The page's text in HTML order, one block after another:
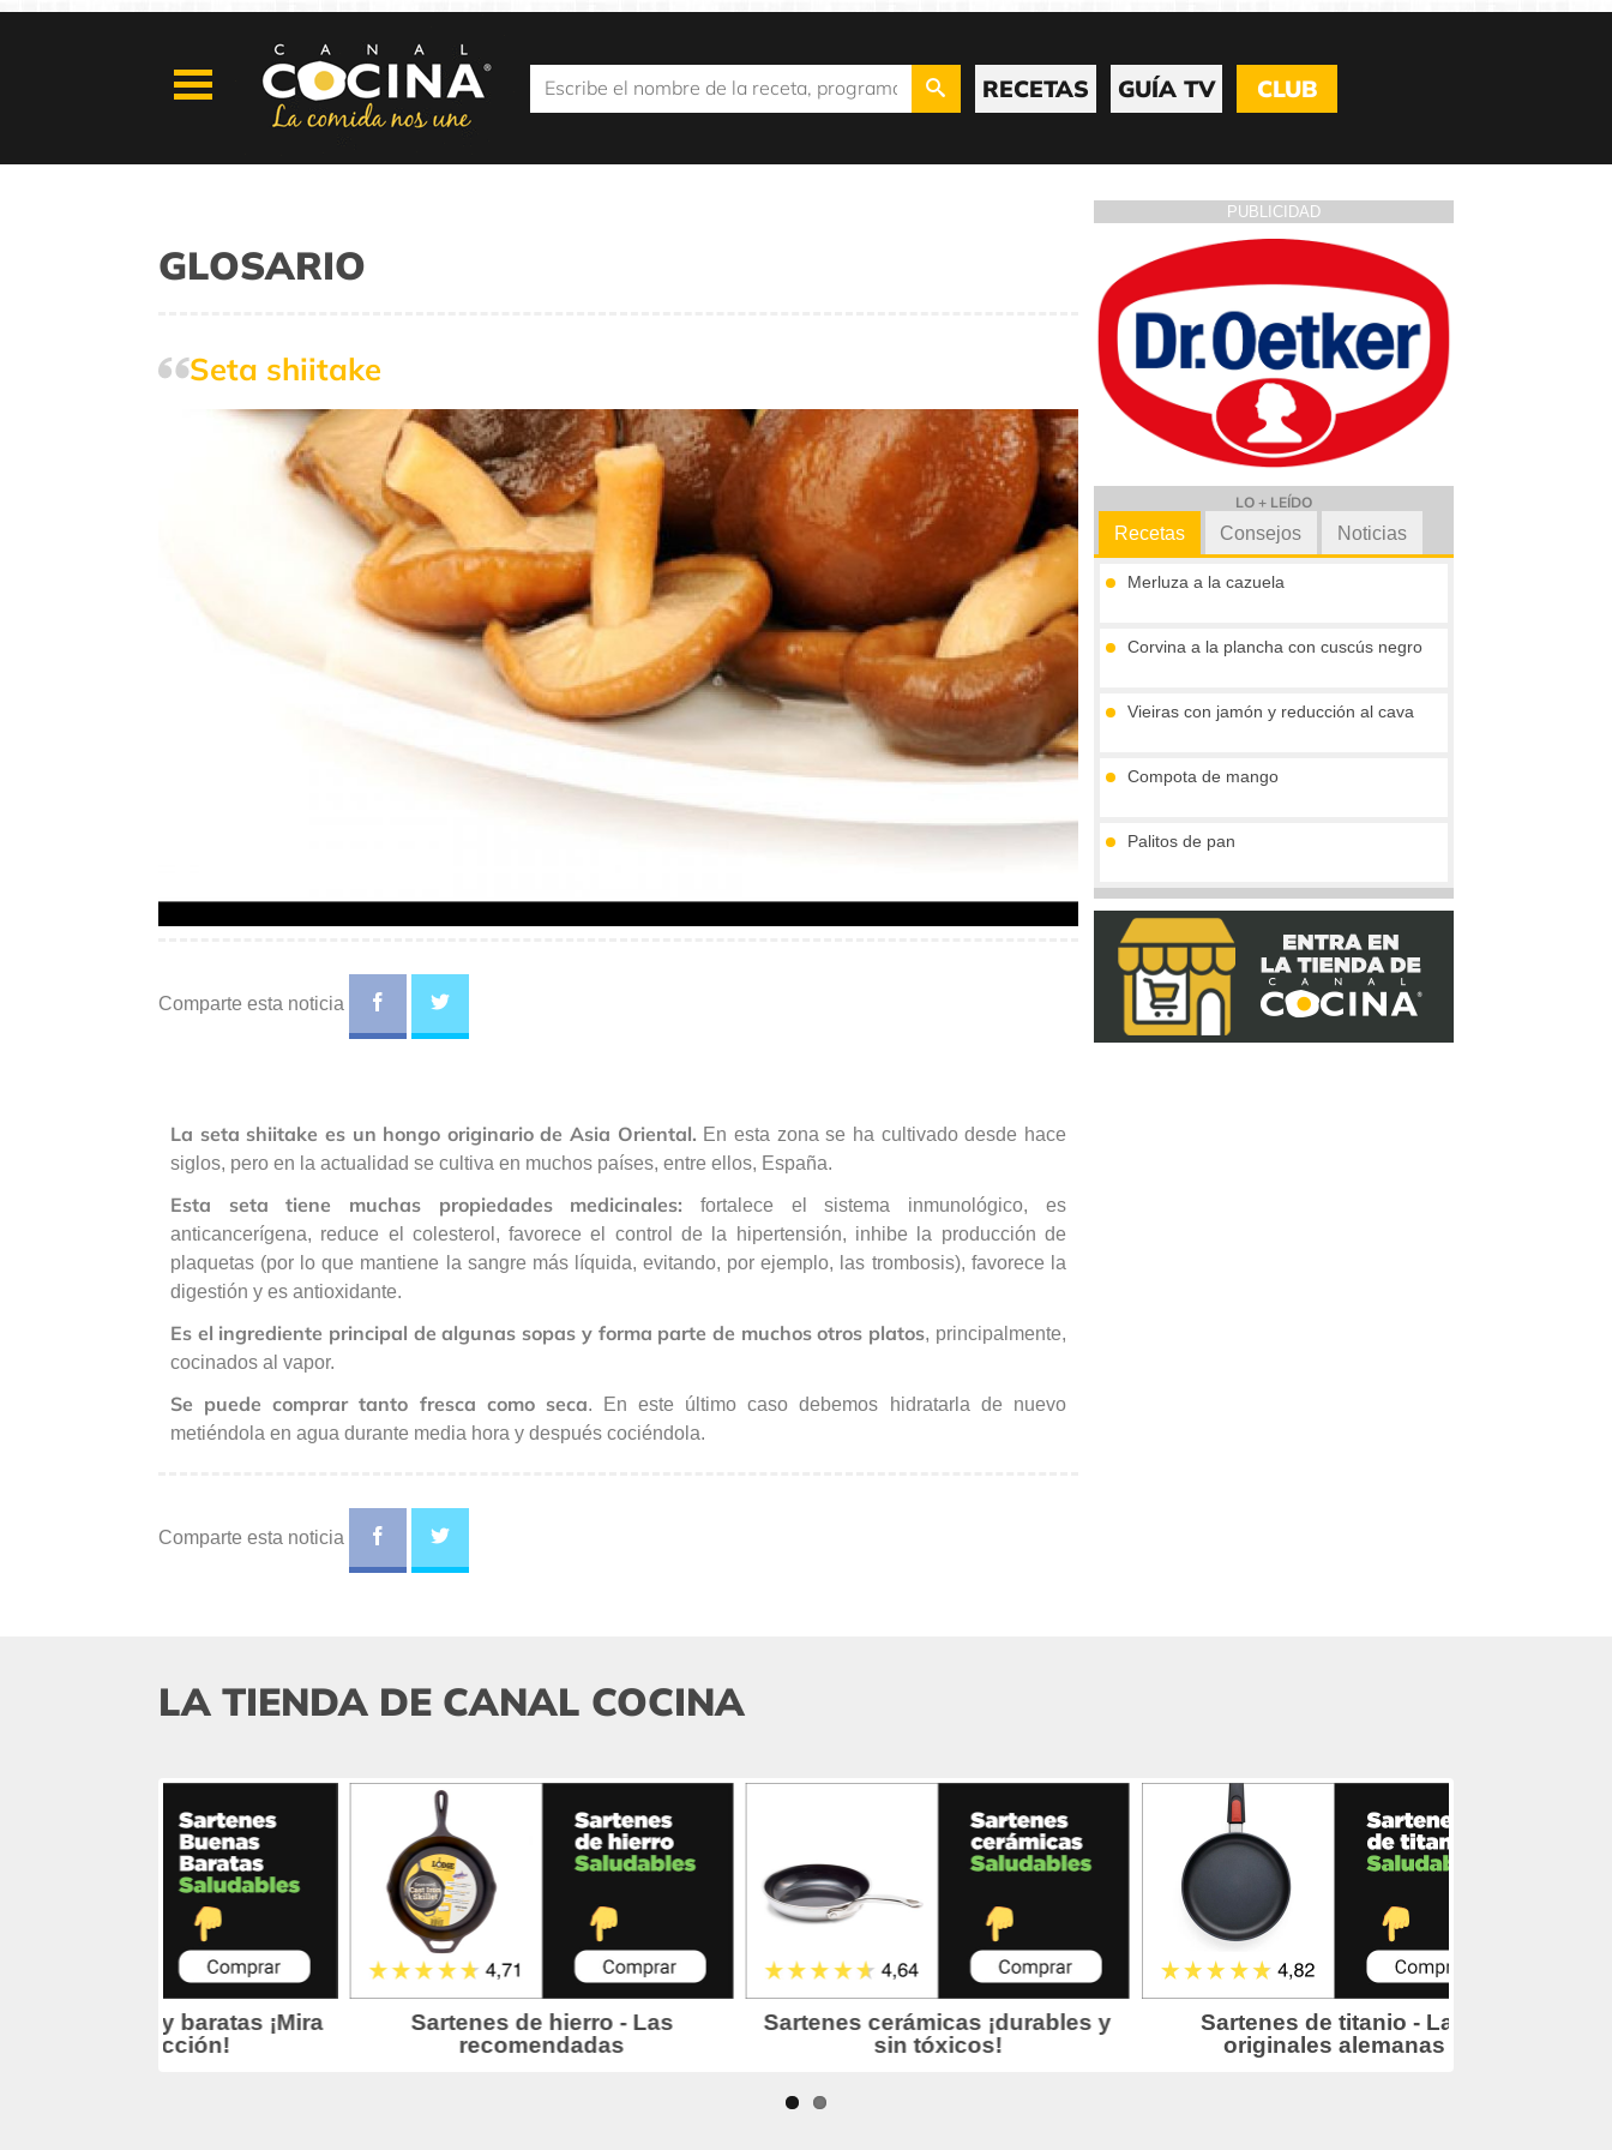
RECETAS GUÍA TV CLUB
GLOSARIO
Seta shiitake
Comparte esta noticia
La seta shiitake es un hongo originario de Asia Oriental. En esta zona se ha cultivado desde hace
siglos, pero en la actualidad se cultiva en muchos países, entre ellos, España.
Esta seta tiene muchas propiedades medicinales:fortalece el sistema inmunológico, es
anticancerígena, reduce el colesterol, favorece el control de la hipertensión, inhibe la producción de
plaquetas (por lo que mantiene la sangre más líquida, evitando, por ejemplo, las trombosis), favorece la
digestión y es antioxidante.
Es el ingrediente principal de algunas sopas y forma parte de muchos otros platos, principalmente,
cocinados al vapor.
Se puede comprar tanto fresca como seca. En este último caso debemos hidratarla de nuevo
metiéndola en agua durante media hora y después cociéndola.
Comparte esta noticia
PUBLICIDAD
LO + LEÍDO
Recetas
Merluza a la cazuela
Corvina a la plancha con cuscús negro
Vieiras con jamón y reducción al cava
Compota de mango
Palitos de pan
Tronco de chocolate y turrón (sin gluten)
Consejos Noticias
LA TIENDA DE CANAL COCINA